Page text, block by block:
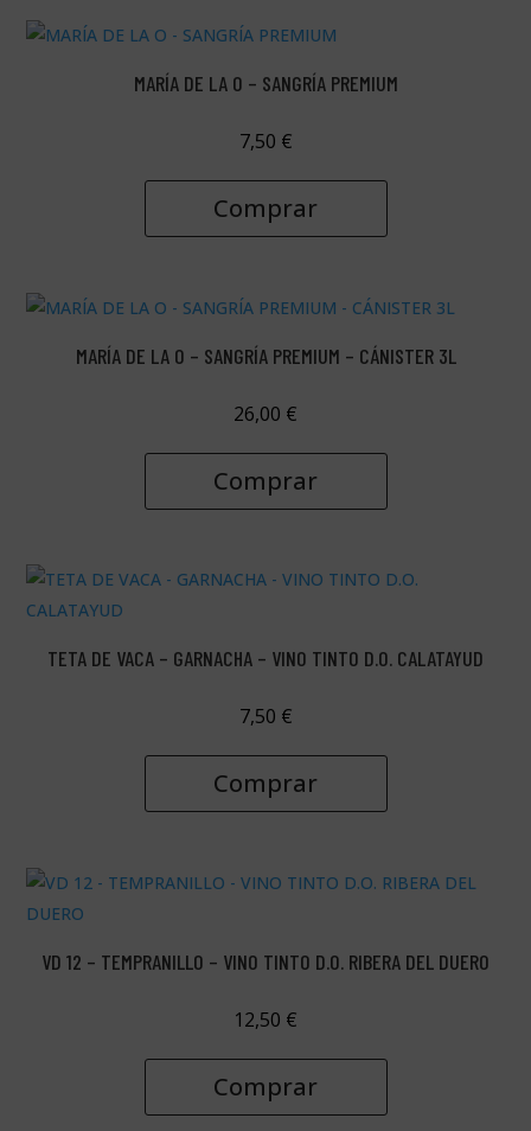
MARÍA DE LA O – SANGRÍA PREMIUM
7,50 €
Comprar
MARÍA DE LA O – SANGRÍA PREMIUM – CÁNISTER 3L
26,00 €
Comprar
TETA DE VACA – GARNACHA – VINO TINTO D.O. CALATAYUD
7,50 €
Comprar
VD 12 – TEMPRANILLO – VINO TINTO D.O. RIBERA DEL DUERO
12,50 €
Comprar